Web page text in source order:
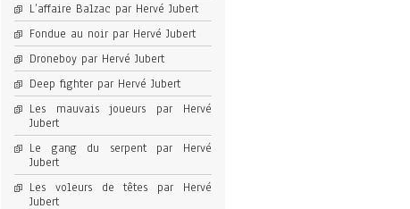
L’affaire Balzac par Hervé Jubert
Fondue au noir par Hervé Jubert
Droneboy par Hervé Jubert
Deep fighter par Hervé Jubert
Les mauvais joueurs par Hervé
Jubert
Le gang du serpent par Hervé
Jubert
Les voleurs de têtes par Hervé
Jubert